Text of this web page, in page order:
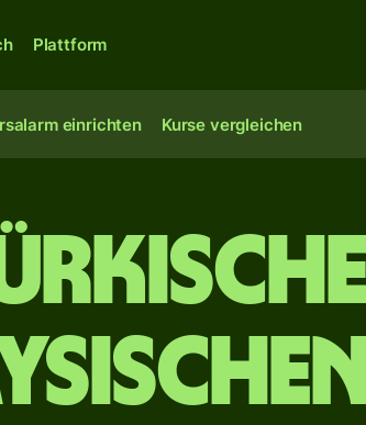
Plattform
einrichten Kurse vergleichen